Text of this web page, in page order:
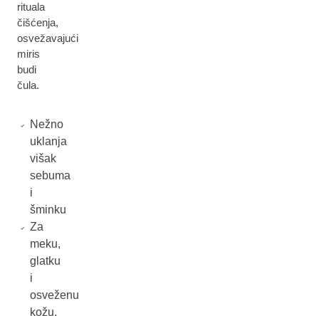
rituala
čišćenja,
osvežavajući
miris
budi
čula.
Nežno
uklanja
višak
sebuma
i
šminku
Za
meku,
glatku
i
osveženu
kožu,